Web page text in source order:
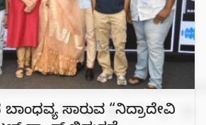
ಸಾರುವ “ನಿದ್ರಾದೇವಿ